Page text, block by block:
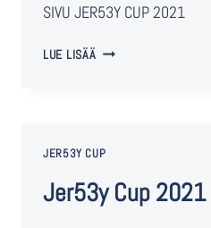
SIVU JER53Y CUP 2021
LUE LISÄÄ
JER53Y CUP
Jer53y Cup